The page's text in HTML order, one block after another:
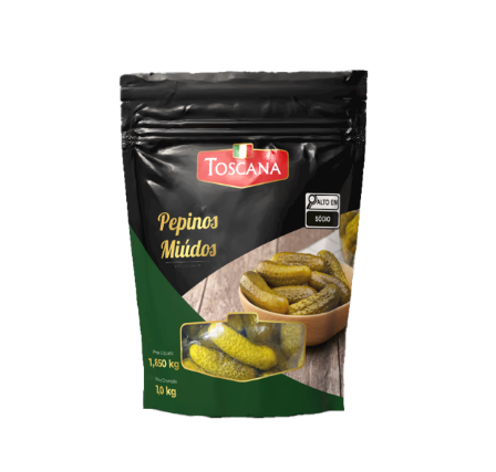
Temperos
Verduras
Tomates